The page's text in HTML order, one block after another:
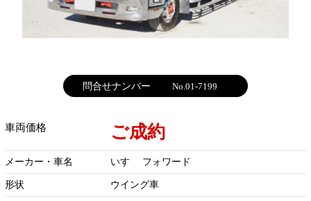
問合せナンバー No.01-7199
車両価格 ご成約
メーカー・車名 いすゞ フォワード
形状 ウイング車